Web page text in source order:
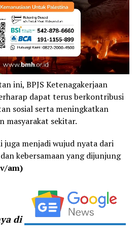
ini, BPJS Ketenagakerjaan
dapat terus berkontribusi
sosial serta meningkatkan
masyarakat sekitar.
juga menjadi wujud nyata dari
kebersamaan yang dijunjung
am)
di